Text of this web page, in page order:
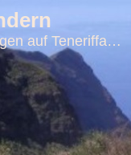
auf Teneriffa…